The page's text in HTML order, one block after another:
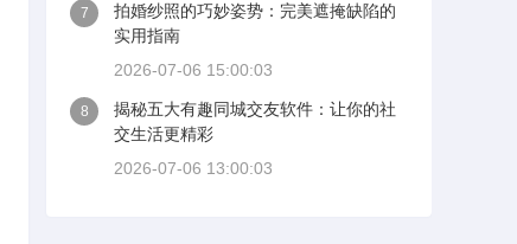
7
拍婚纱照的巧妙姿势：完美遮掩缺陷的
实用指南
2026-07-06 15:00:03
8
揭秘五大有趣同城交友软件：让你的社
交生活更精彩
2026-07-06 13:00:03